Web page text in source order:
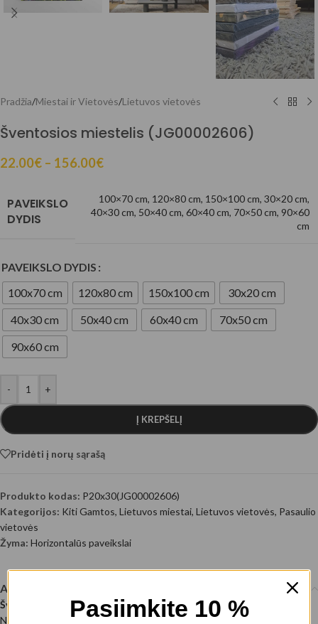
Pradžia/Miestai ir Vietovės/Lietuvos vietovės
Šventosios miestelis (JG00002606)
22.00€ – 156.00€
PAVEIKSLO
DYDIS
100×70 cm, 120×80 cm, 150×100 cm, 30×20 cm,
40×30 cm, 50×40 cm, 60×40 cm, 70×50 cm, 90×60
cm
PAVEIKSLO DYDIS
100x70 cm
120x80 cm 150x100 cm
30x20 cm
40x30 cm
50x40 cm 60x40 cm
70x50 cm
90x60 cm
- +
Į KREPŠELĮ
Pridėti į norų sąrašą
Produkto kodas: P20x30(JG00002606)
Kategorijos: Kiti Gamtos, Lietuvos miestai, Lietuvos vietovės, Pasaulio
vietovės
Žyma: Horizontalūs paveikslai
Aprašymas
Šventosios miestelis
Nuotraukos autorius: @EyeEmPasiimkite 10 %